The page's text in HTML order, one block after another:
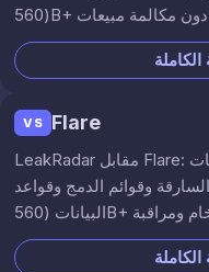
VS Flare
LeakRadar مقابل Flare: بحث مجاني وذاتي الخدمة عن بيانات
وقوائم الدمج وقواعد
البيانات (560B+ سطر تسريب)، مع نص صريح وملفات خام ومراقبة